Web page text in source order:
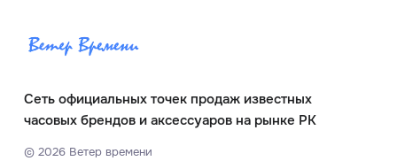
Сеть официальных точек продаж известных
часовых брендов и аксессуаров на рынке РК
© 2026Ветер времени